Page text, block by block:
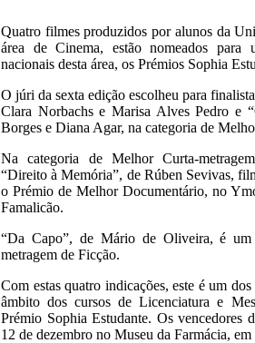
Quatro filmes produzidos por alunos da
área de Cinema, estão nomeados para
nacionais desta área, os Prémios Sophia
O júri da sexta edição escolheu para
Clara Norbachs e Marisa Alves Pedro e
Borges e Diana Agar, na categoria de
Na categoria de Melhor Curta-
“Direito à Memória”, de Rúben Sevivas,
o Prémio de Melhor Documentário, no
Famalicão.
“Da Capo”, de Mário de Oliveira, é
metragem de Ficção.
Com estas quatro indicações, este é um
âmbito dos cursos de Licenciatura e
Prémio Sophia Estudante. Os vencedores
12 de dezembro no Museu da Farmácia,